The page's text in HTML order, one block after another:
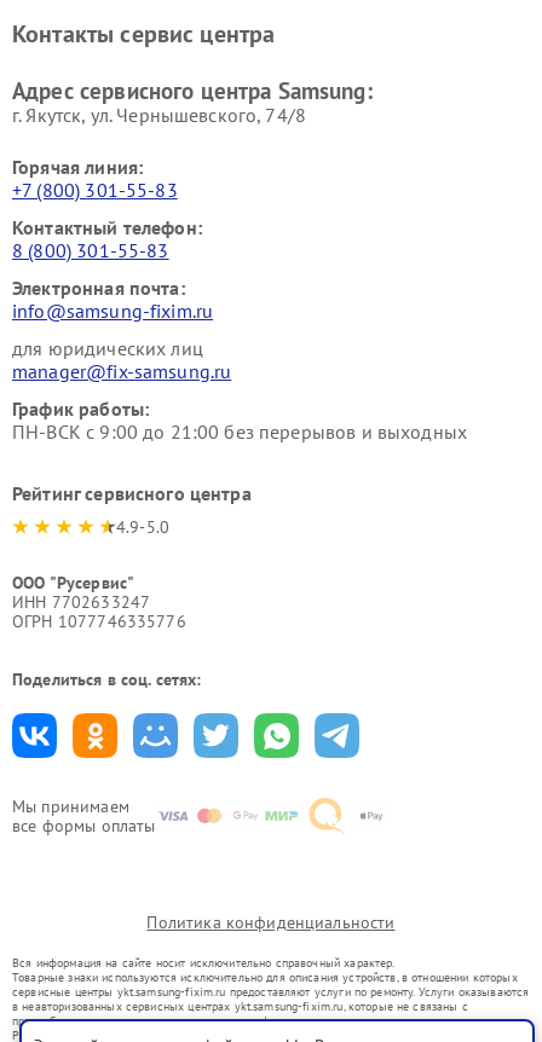
Мы принимаем
все формы оплаты
Контакты сервис центра
Адрес сервисного центра Samsung:
г. Якутск, ул. Чернышевского, 74/8
Горячая линия:
+7 (800) 301-55-83
Контактный телефон:
8 (800) 301-55-83
Электронная почта:
info@samsung-fixim.ru
для юридических лиц
manager@fix-samsung.ru
График работы:
ПН-ВСК с 9:00 до 21:00 без перерывов и выходных
Рейтинг сервисного центра
4.9-5.0
ООО "Русервис"
ИНН 7702633247
ОГРН 1077746335776
Поделиться в соц. сетях:
Политика конфиденциальности
Вся информация на сайте носит исключительно справочный характер.
Товарные знаки используются исключительно для описания устройств, в отношении которых
сервисные центры ykt.samsung-fixim.ru предоставляют услуги по ремонту. Услуги оказываются
в неавторизованных сервисных центрах ykt.samsung-fixim.ru, которые не связаны с
правообладателями товарных знаков или их официальными представителями.
Ремонт осуществляется для устройств, уже введенных в гражданский оборот в соответствии